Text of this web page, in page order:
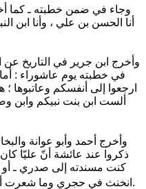
وجاء في ضمن خطبته ـ كما
أنا الحسن بن علي ، وأنا ابن
وأخرج ابن جرير في التاريخ عن
في خطبته يوم عاشوراء :
ارجعوا إلى أنفسكم وعاتبوها
ألست ابن بنت نبيكم وابن
وأخرج أحمد وأبو عوانة
ذكروا عند عائشة أنّ عليّا
كنت مسندته إلى صدري ـ
انخنث في حجري وما شعرت .